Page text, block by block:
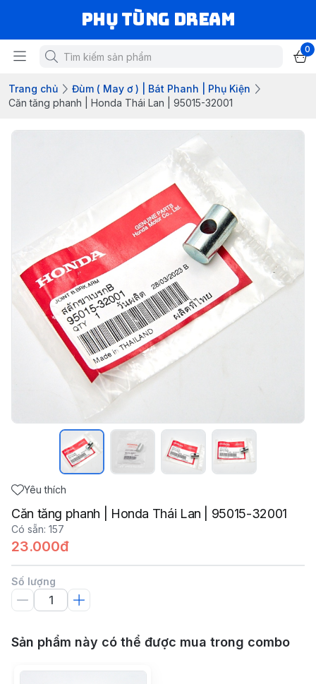
Phụ Tùng Dream
0
Trang chủ
Đùm ( May ơ ) | Bát Phanh | Phụ Kiện
Căn tăng phanh | Honda Thái Lan | 95015-32001
Yêu thích
Căn tăng phanh | Honda Thái Lan | 95015-32001
Có sẵn: 157
23.000đ
Số lượng
Sản phẩm này có thể được mua trong combo